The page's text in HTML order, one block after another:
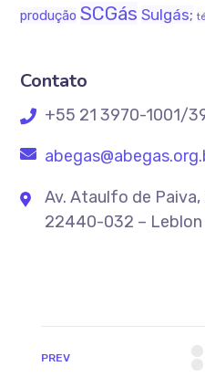
produção SCGás Sulgás;
Contato
+55 21 3970-1001/
Av. Ataulfo de Paiva,
22440-032 –
PREV